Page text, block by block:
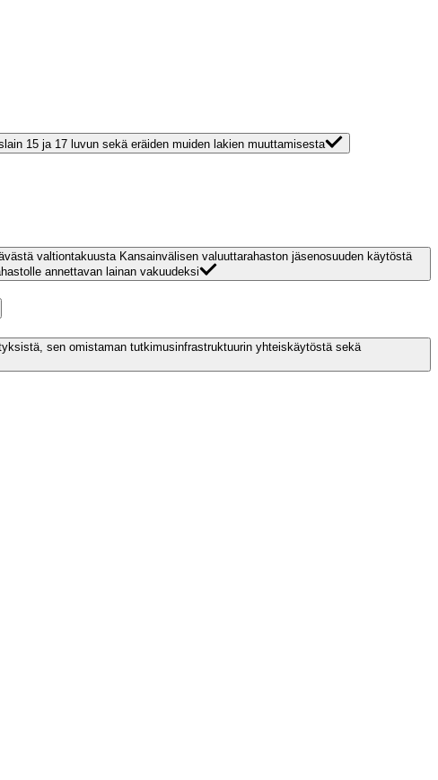
15 ja 17 luvun sekä eräiden muiden lakien muuttamisesta
valtiontakuusta Kansainvälisen valuuttarahaston jäsenosuuden käytöstä
annettavan lainan vakuudeksi
sen omistaman tutkimusinfrastruktuurin yhteiskäytöstä sekä